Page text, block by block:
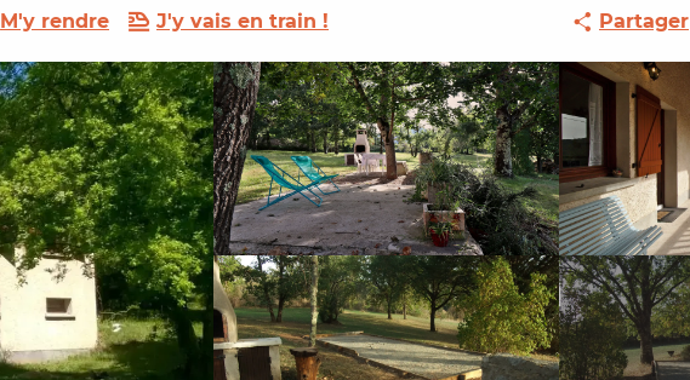
M'y rendre J'y vais en train ! Partager